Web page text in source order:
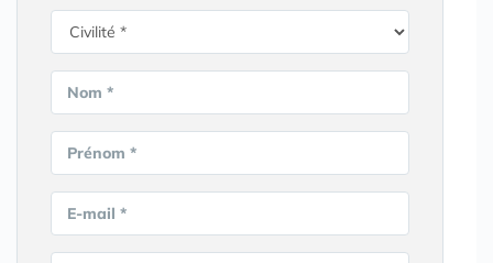
Nom *
Prénom *
E-mail *